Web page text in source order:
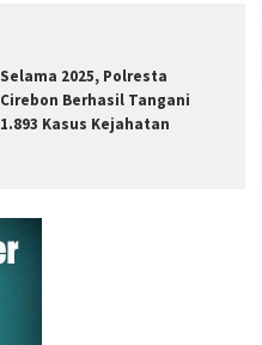
Selama 2025, Polresta
Cirebon Berhasil Tangani
1.893 Kasus Kejahatan